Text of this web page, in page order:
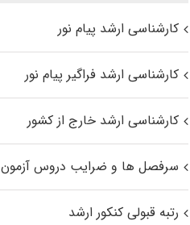
کارشناسی ارشد پیام نور
کارشناسی ارشد فراگیر پیام نور
کارشناسی ارشد خارج از کشور
سرفصل ها و ضرایب دروس آزمون
رتبه قبولی کنکور ارشد